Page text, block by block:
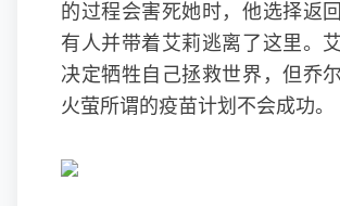
的过程会害死她时，他选择返
有人并带着艾莉逃离了这里。
决定牺牲自己拯救世界，但乔
火萤所谓的疫苗计划不会成功。